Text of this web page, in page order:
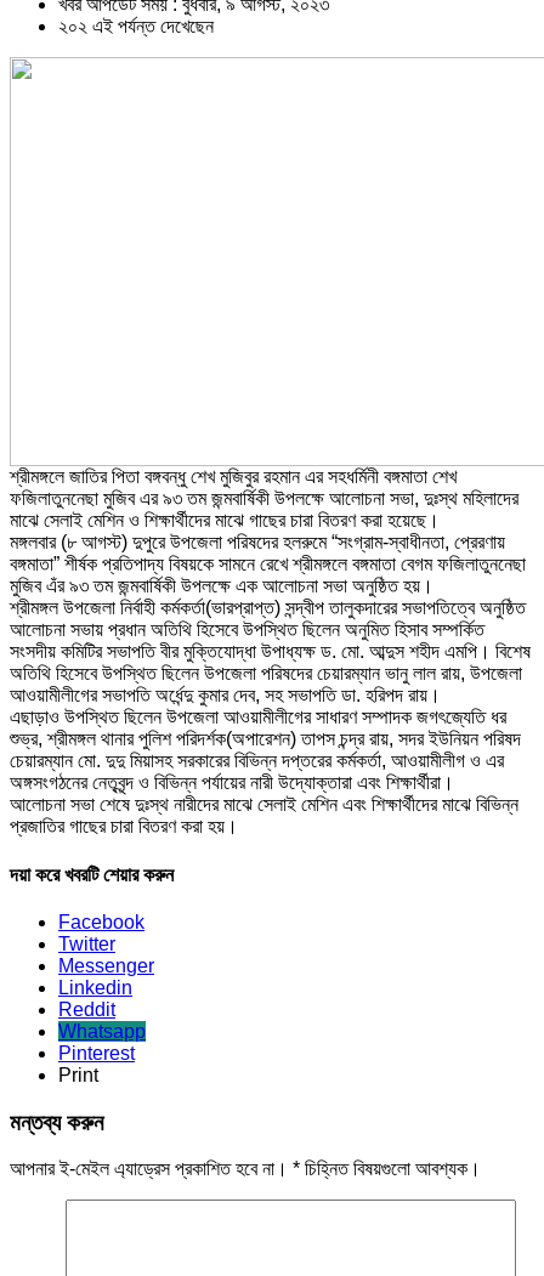
খবর আপডেট সময় : বুধবার, ৯ আগস্ট, ২০২৩
২০২ এই পর্যন্ত দেখেছেন
শ্রীমঙ্গলে জাতির পিতা বঙ্গবন্ধু শেখ মুজিবুর রহমান এর সহধর্মিনী বঙ্গমাতা শেখ
ফজিলাতুননেছা মুজিব এর ৯৩ তম জন্মবার্ষিকী উপলক্ষে আলোচনা সভা, দুঃস্থ মহিলাদের
মাঝে সেলাই মেশিন ও শিক্ষার্থীদের মাঝে গাছের চারা বিতরণ করা হয়েছে।
মঙ্গলবার (৮ আগস্ট) দুপুরে উপজেলা পরিষদের হলরুমে “সংগ্রাম-স্বাধীনতা, প্রেরণায়
বঙ্গমাতা” শীর্ষক প্রতিপাদ্য বিষয়কে সামনে রেখে শ্রীমঙ্গলে বঙ্গমাতা বেগম ফজিলাতুননেছা
মুজিব এঁর ৯৩ তম জন্মবার্ষিকী উপলক্ষে এক আলোচনা সভা অনুষ্ঠিত হয়।
শ্রীমঙ্গল উপজেলা নির্বাহী কর্মকর্তা(ভারপ্রাপ্ত) সন্দ্বীপ তালুকদারের সভাপতিত্বে অনুষ্ঠিত
আলোচনা সভায় প্রধান অতিথি হিসেবে উপস্থিত ছিলেন অনুমিত হিসাব সম্পর্কিত
সংসদীয় কমিটির সভাপতি বীর মুক্তিযোদ্ধা উপাধ্যক্ষ ড. মো. আব্দুস শহীদ এমপি। বিশেষ
অতিথি হিসেবে উপস্থিত ছিলেন উপজেলা পরিষদের চেয়ারম্যান ভানু লাল রায়, উপজেলা
আওয়ামীলীগের সভাপতি অর্ধেন্দু কুমার দেব, সহ সভাপতি ডা. হরিপদ রায়।
এছাড়াও উপস্থিত ছিলেন উপজেলা আওয়ামীলীগের সাধারণ সম্পাদক জগৎজ্যেতি ধর
শুভ্র, শ্রীমঙ্গল থানার পুলিশ পরিদর্শক(অপারেশন) তাপস চন্দ্র রায়, সদর ইউনিয়ন পরিষদ
চেয়ারম্যান মো. দুদু মিয়াসহ সরকারের বিভিন্ন দপ্তরের কর্মকর্তা, আওয়ামীলীগ ও এর
অঙ্গসংগঠনের নেতৃবৃন্দ ও বিভিন্ন পর্যায়ের নারী উদ্যোক্তারা এবং শিক্ষার্থীরা।
আলোচনা সভা শেষে দুঃস্থ নারীদের মাঝে সেলাই মেশিন এবং শিক্ষার্থীদের মাঝে বিভিন্ন
প্রজাতির গাছের চারা বিতরণ করা হয়।
দয়া করে খবরটি শেয়ার করুন
Facebook
Twitter
Messenger
Linkedin
Reddit
Whatsapp
Pinterest
Print
মন্তব্য করুন
আপনার ই-মেইল এ্যাড্রেস প্রকাশিত হবে না। * চিহ্নিত বিষয়গুলো আবশ্যক।